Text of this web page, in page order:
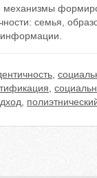
механизмы
семья,
информации.
,
,
,